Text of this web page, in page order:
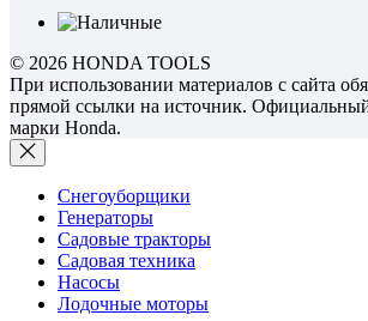
© 2026 HONDA TOOLS
При использовании материалов с сайта
прямой ссылки на источник.
марки Honda.
Снегоуборщики
Генераторы
Садовые тракторы
Садовая техника
Насосы
Лодочные моторы